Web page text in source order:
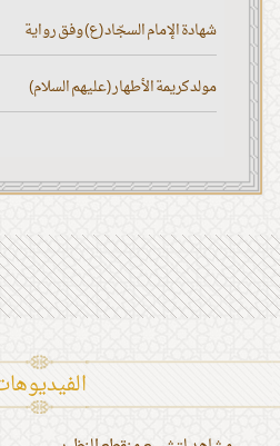
شهادة الإمام السجّاد (ع) وفق رواية
مولد كريمة الأطهار (عليهم السلام)